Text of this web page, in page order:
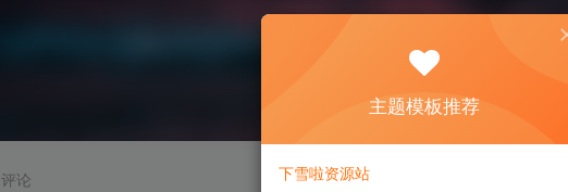
评论
主题模板推荐
下雪啦资源站